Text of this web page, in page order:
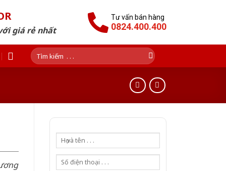
giá rẻ nhất
Tư vấn bán hàng
0824.400.400
Tìm
kiếm: